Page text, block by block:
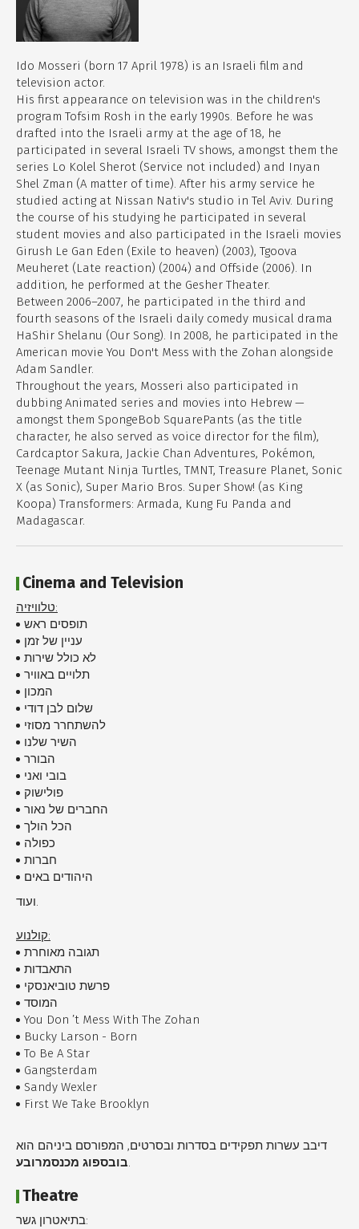
Ido Mosseri (born 17 April 1978) is an Israeli film and
television actor.
His first appearance on television was in the children's
program Tofsim Rosh in the early 1990s. Before he was
drafted into the Israeli army at the age of 18, he
participated in several Israeli TV shows, amongst them the
series Lo Kolel Sherot (Service not included) and Inyan
Shel Zman (A matter of time). After his army service he
studied acting at Nissan Nativ's studio in Tel Aviv. During
the course of his studying he participated in several
student movies and also participated in the Israeli movies
Girush Le Gan Eden (Exile to heaven) (2003), Tgoova
Meuheret (Late reaction) (2004) and Offside (2006). In
addition, he performed at the Gesher Theater.
Between 2006–2007, he participated in the third and
fourth seasons of the Israeli daily comedy musical drama
HaShir Shelanu (Our Song). In 2008, he participated in the
American movie You Don't Mess with the Zohan alongside
Adam Sandler.
Throughout the years, Mosseri also participated in
dubbing Animated series and movies into Hebrew —
amongst them SpongeBob SquarePants (as the title
character, he also served as voice director for the film),
Cardcaptor Sakura, Jackie Chan Adventures, Pokémon,
Teenage Mutant Ninja Turtles, TMNT, Treasure Planet, Sonic
X (as Sonic), Super Mario Bros. Super Show! (as King
Koopa) Transformers: Armada, Kung Fu Panda and
Madagascar.
Cinema and Television
טלוויזיה:
תופסים ראש
עניין של זמן
לא כולל שירות
תלויים באוויר
המכון
שלום לבן דודי
להשתחרר מסוזי
השיר שלנו
הבורר
בובי ואני
פולישוק
החברים של נאור
הכל הולך
כפולה
חברות
היהודים באים
ועוד.
קולנוע:
תגובה מאוחרת
התאבדות
פרשת טוביאנסקי
המוסד
You Don ’t Mess With The Zohan
Bucky Larson - Born
To Be A Star
Gangsterdam
Sandy Wexler
First We Take Brooklyn
דיבב עשרות תפקידים בסדרות ובסרטים, המפורסם ביניהם הוא
בובספוג מכנסמרובע.
Theatre
בתיאטרון גשר: